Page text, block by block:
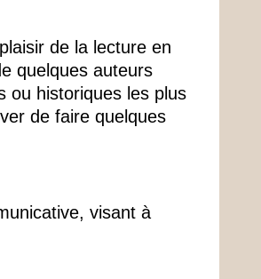
de la lecture en
quelques auteurs
ou historiques les plus
de faire quelques
visant à